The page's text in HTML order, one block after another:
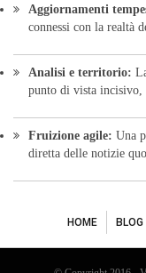
Aggiornamenti
connessi con la realtà
Analisi e territorio:
punto di vista incisivo,
Fruizione agile: Una
diretta delle notizie
HOME BLOG